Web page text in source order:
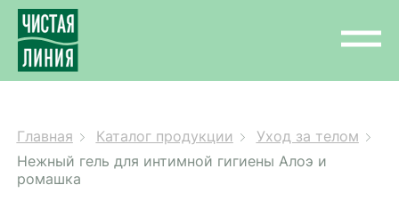
Главная Каталог продукции
Уход за телом
Нежный гель для интимной гигиены Алоэ и
ромашка